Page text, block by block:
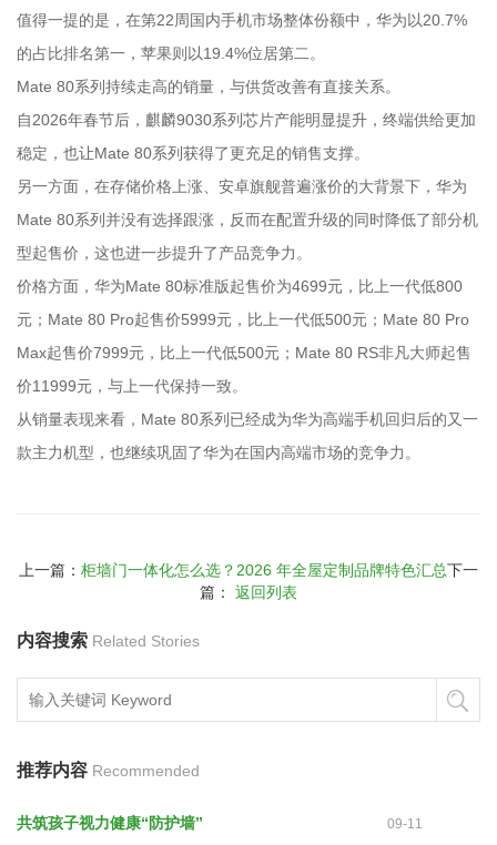
值得一提的是，在第22周国内手机市场整体份额中，华为以20.7%
的占比排名第一，苹果则以19.4%位居第二。
Mate 80系列持续走高的销量，与供货改善有直接关系。
自2026年春节后，麒麟9030系列芯片产能明显提升，终端供给更加
稳定，也让Mate 80系列获得了更充足的销售支撑。
另一方面，在存储价格上涨、安卓旗舰普遍涨价的大背景下，华为
Mate 80系列并没有选择跟涨，反而在配置升级的同时降低了部分机
型起售价，这也进一步提升了产品竞争力。
价格方面，华为Mate 80标准版起售价为4699元，比上一代低800
元；Mate 80 Pro起售价5999元，比上一代低500元；Mate 80 Pro
Max起售价7999元，比上一代低500元；Mate 80 RS非凡大师起售
价11999元，与上一代保持一致。
从销量表现来看，Mate 80系列已经成为华为高端手机回归后的又一
款主力机型，也继续巩固了华为在国内高端市场的竞争力。
上一篇： 柜墙门一体化怎么选？2026 年全屋定制品牌特色汇总下一
篇： 返回列表
内容搜索 Related Stories
推荐内容 Recommended
共筑孩子视力健康“防护墙” 09-11